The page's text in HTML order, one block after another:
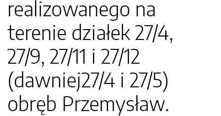
realizowanego na
terenie działek 27/4,
27/9, 27/11 i 27/12
(dawniej27/4 i 27/5)
obręb Przemysław.